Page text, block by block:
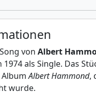
von Albert
als Single. Das
AlbumAlbert Hammond,
wurde.